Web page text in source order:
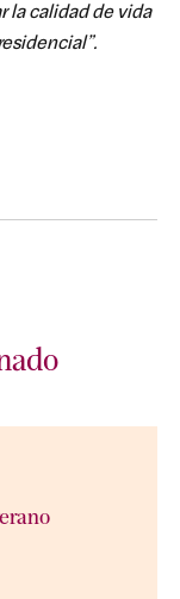
la calidad de vida